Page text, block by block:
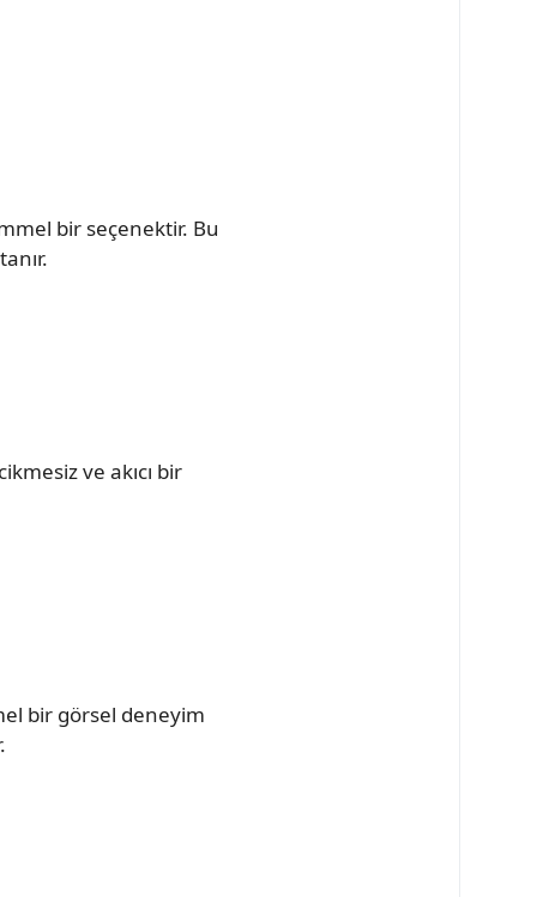
bir seçenektir. Bu
ve akıcı bir
bir görsel deneyim